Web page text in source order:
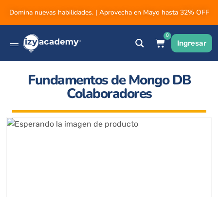
Domina nuevas habilidades. | Aprovecha en Mayo hasta 32% OFF
0
Ingresar
Fundamentos de Mongo DB
Colaboradores